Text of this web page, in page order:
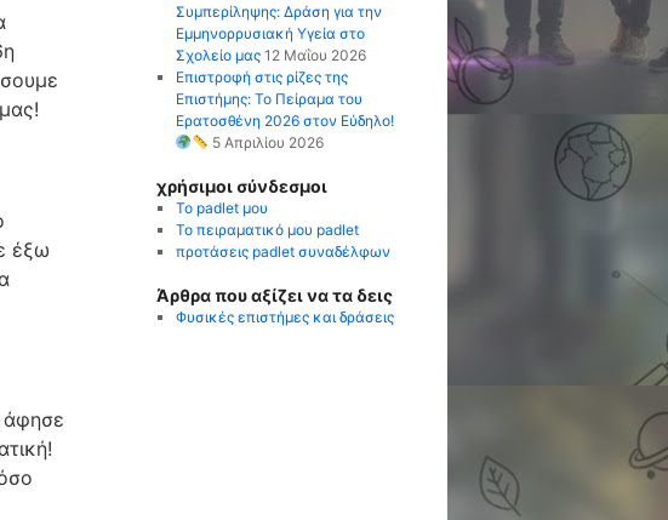
έξω
άφησε
Συμπερίληψης: Δράση για την
Εμμηνορρυσιακή Υγεία στο
Σχολείο μας 12 Μαΐου 2026
Επιστροφή στις ρίζες της
Επιστήμης: Το Πείραμα του
Ερατοσθένη 2026 στον Εύδηλο!
5 Απριλίου 2026
χρήσιμοι σύνδεσμοι
To padlet μου
To πειραματικό μου padlet
προτάσεις padlet συναδέλφων
Άρθρα που αξίζει να τα δεις
Φυσικές επιστήμες και δράσεις